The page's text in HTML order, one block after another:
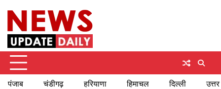
content
पंजाब चंडीगढ़ हरियाणा हिमाचल दिल्ली